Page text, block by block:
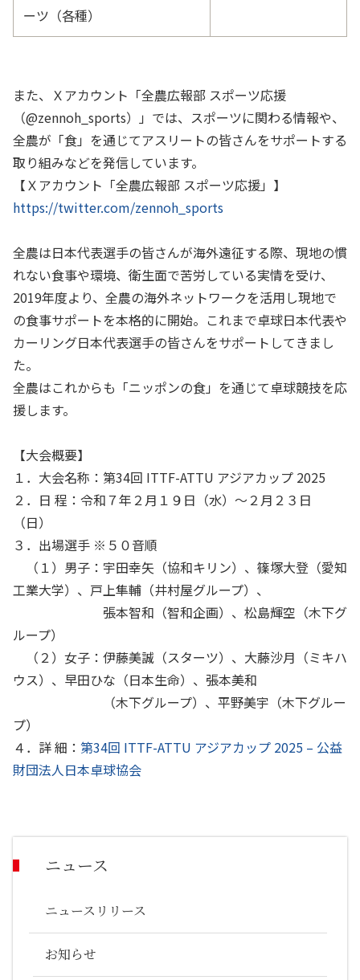
ーツ（各種）
また、Ｘアカウント「全農広報部 スポーツ応援
（@zennoh_sports）」では、スポーツに関わる情報や、
全農が「食」を通じてアスリートの皆さんをサポートする
取り組みなどを発信しています。
【Ｘアカウント「全農広報部 スポーツ応援」】
https://twitter.com/zennoh_sports
全農は日本代表選手の皆さんが海外遠征する際、現地の慣
れない食事や環境、衛生面で苦労している実情を受け、
2019年度より、全農の海外ネットワークを活用し現地で
の食事サポートを本格的に開始。これまで卓球日本代表や
カーリング日本代表選手の皆さんをサポートしてきまし
た。
全農はこれからも「ニッポンの食」を通じて卓球競技を応
援します。
【大会概要】
１．大会名称：第34回 ITTF-ATTU アジアカップ 2025
２．日 程：令和７年２月１９日（水）～２月２３日
（日）
３．出場選手 ※５０音順
（１）男子：宇田幸矢（協和キリン）、篠塚大登（愛知
工業大学）、戸上隼輔（井村屋グループ）、
張本智和（智和企画）、松島輝空（木下グ
ループ）
（２）女子：伊藤美誠（スターツ）、大藤沙月（ミキハ
ウス）、早田ひな（日本生命）、張本美和
（木下グループ）、平野美宇（木下グルー
プ）
４．詳 細： 第34回 ITTF-ATTU アジアカップ 2025 – 公益
財団法人日本卓球協会
ニュース
ニュースリリース
お知らせ